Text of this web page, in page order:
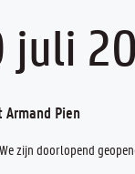
juli
Pien
zijn doorlopend